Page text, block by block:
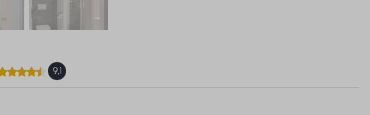
9,1